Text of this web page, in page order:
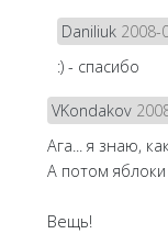
Daniliuk 2008-
:) - спасибо
VKondakov
Ага... я знаю,
А потом
Вещь!